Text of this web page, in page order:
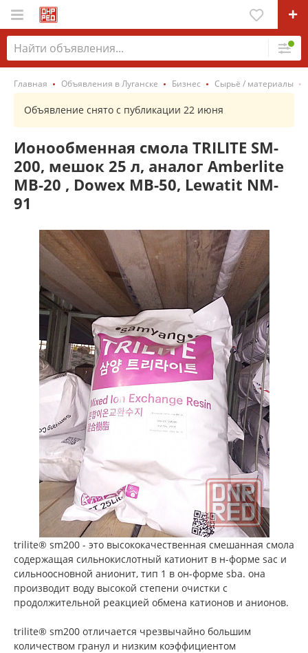
Главная Объявления в Луганске Бизнес Сырьё / материалы
Объявление снято с публикации 22 июня
Ионообменная смола TRILITE SM-
200, мешок 25 л, аналог Amberlite
МВ-20 , Dowex МВ-50, Lewatit NM-
91
trilite® sm200 - это высококачественная смешанная смола
содержащая сильнокислотный катионит в н-форме sac и
сильноосновной анионит, тип 1 в он-форме sba. она
производит воду высокой степени очистки с
продолжительной реакцией обмена катионов и анионов.
trilite® sm200 отличается чрезвычайно большим
количеством гранул и низким коэффициентом